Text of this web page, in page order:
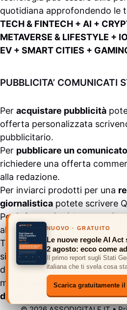
quotidiana approfondendo le
TECH & FINTECH + AI +
METAVERSE & LIFESTYLE +
EV + SMART CITIES +
PUBBLICITA’ COMUNICATI
Per acquistare pubblicità
offerta personalizzata
pubblicitario.
Per pubblicare un
richiedere una offerta
alla redazione.
Per inviarci prodotti per una
giornalistica potete scrivere
Perinformazioni&contatti
alla
segreteria.
Tutti i contenuti pubblicati
sito
#ASSODIGITALE.
duplicabili e/o riproducibili in
ma
possono essere citati
diretto
e previa
NUOVO · GRATUITO
Le nuove regole AI
2 agosto: ecco come
Il primo report sugli Stati
italiana che ti svela cosa
Scarica gratuitamente